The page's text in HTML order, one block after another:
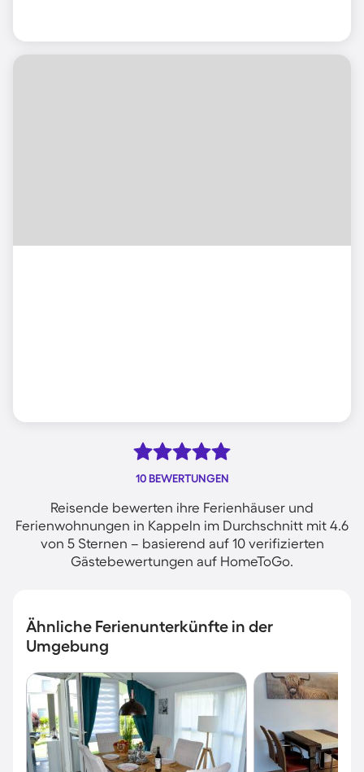
10 BEWERTUNGEN
Reisende bewerten ihre Ferienhäuser und
Ferienwohnungen in Kappeln im Durchschnitt mit 4.6
von 5 Sternen – basierend auf 10 verifizierten
Gästebewertungen auf HomeToGo.
Ähnliche Ferienunterkünfte in der
Umgebung